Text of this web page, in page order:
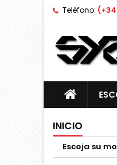
Teléfono:
INICIO
Escoja su